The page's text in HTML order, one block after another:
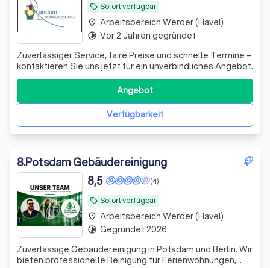
local_offer Sofort verfügbar
Zuverlässiger Service, faire Preise und schnelle Termine –
kontaktieren Sie uns jetzt für ein unverbindliches Angebot.
Verfügbarkeit
Angebot
place Arbeitsbereich Werder (Havel)
timelapse Vor 2 Jahren gegründet
8.Potsdam Gebäudereinigung
local_offer Sofort verfügbar
(4)
8,5
Zuverlässige Gebäudereinigung in Potsdam und Berlin. Wir
bieten professionelle Reinigung für Ferienwohnungen,
place Arbeitsbereich Werder (Havel)
timelapse Gegründet 2026